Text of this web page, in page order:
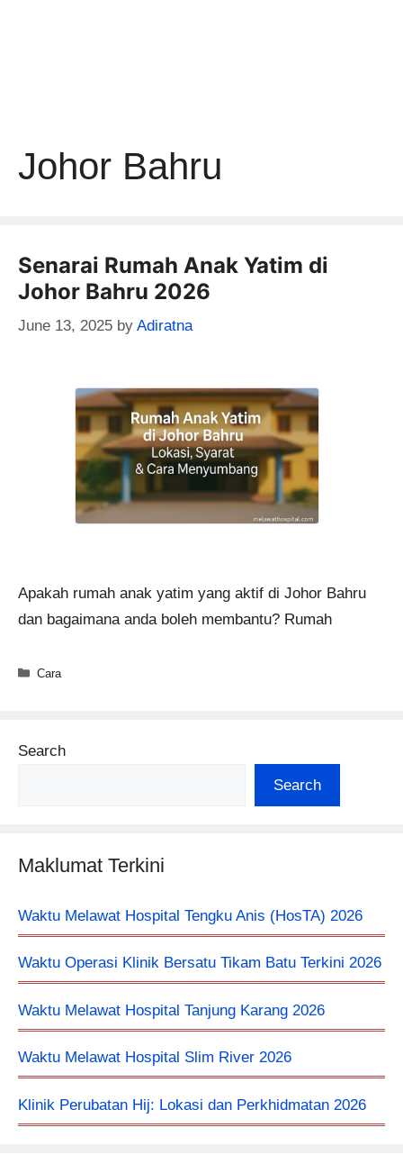
Johor Bahru
Senarai Rumah Anak Yatim di
Johor Bahru 2026
June 13, 2025 by Adiratna
Apakah rumah anak yatim yang aktif di Johor Bahru
dan bagaimana anda boleh membantu? Rumah
Categories
Cara
Search
Search
Maklumat Terkini
Waktu Melawat Hospital Tengku Anis (HosTA) 2026
Waktu Operasi Klinik Bersatu Tikam Batu Terkini 2026
Waktu Melawat Hospital Tanjung Karang 2026
Waktu Melawat Hospital Slim River 2026
Klinik Perubatan Hij: Lokasi dan Perkhidmatan 2026